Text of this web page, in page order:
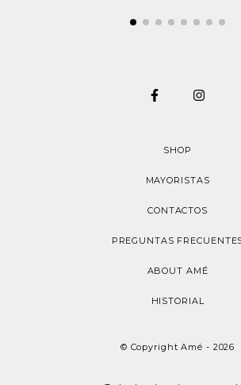
SHOP
MAYORISTAS
CONTACTOS
PREGUNTAS
ABOUT AMÉ
HISTORIAL
© Copyright Amé - 2026